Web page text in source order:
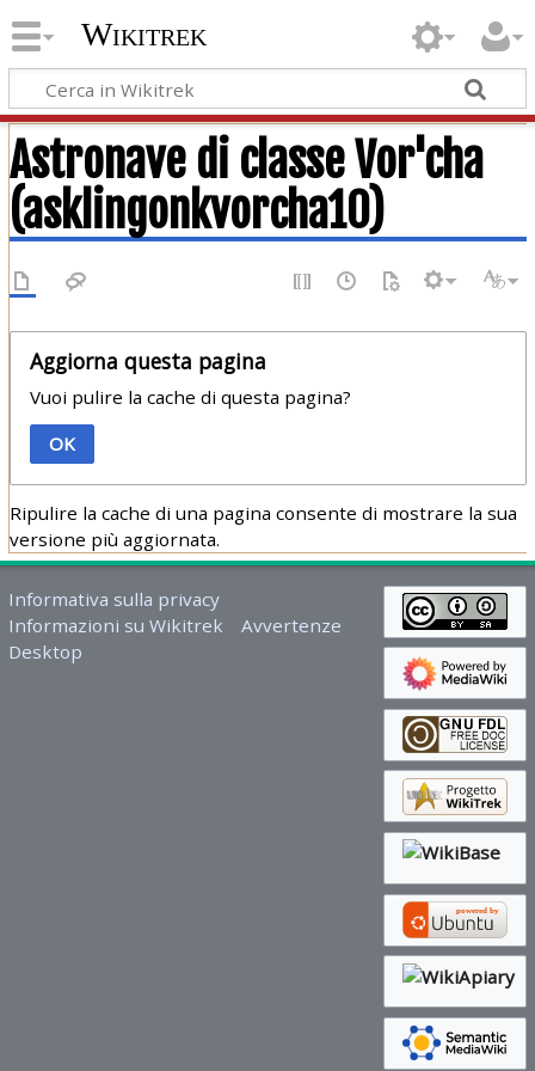
Wikitrek
Astronave di classe Vor'cha
(asklingonkvorcha10)
Aggiorna questa pagina
Vuoi pulire la cache di questa pagina?
OK
Ripulire la cache di una pagina consente di mostrare la sua
versione più aggiornata.
Informativa sulla privacy
Informazioni su Wikitrek
Avvertenze
Desktop